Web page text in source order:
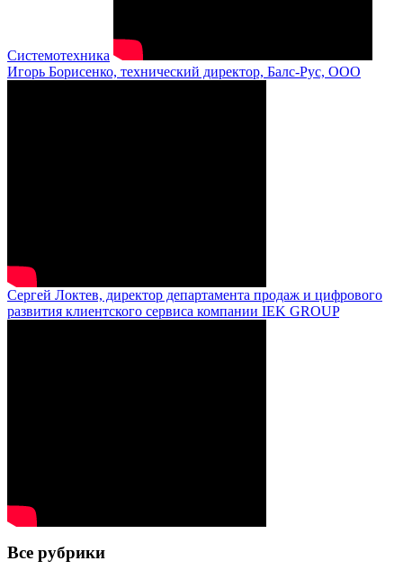
Системотехника
Игорь Борисенко, технический директор, Балс-Рус, ООО
Сергей Локтев, директор департамента продаж и цифрового
развития клиентского сервиса компании IEK GROUP
Все рубрики